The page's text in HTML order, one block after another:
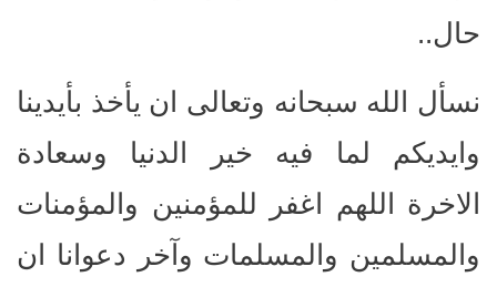
حال..
نسأل الله سبحانه وتعالى ان يأخذ بأيدينا
وايديكم لما فيه خير الدنيا وسعادة
الاخرة اللهم اغفر للمؤمنين والمؤمنات
والمسلمين والمسلمات وآخر دعوانا ان